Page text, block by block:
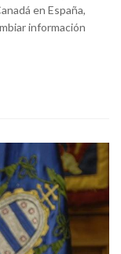
en España,
información